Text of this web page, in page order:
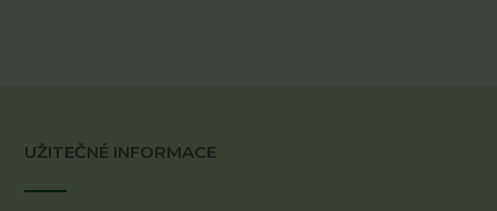
UŽITEČNÉ INFORMACE